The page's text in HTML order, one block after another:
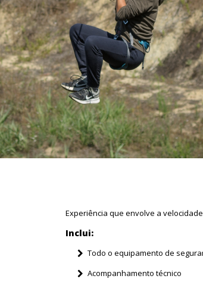
Experiência que envolve a
Inclui:
Todo o equipamento de
Acompanhamento técnico